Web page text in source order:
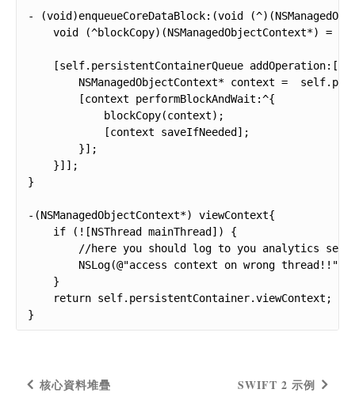
- (void)enqueueCoreDataBlock:(void
void (^blockCopy)(NSManagedObjectContext*) =
[self.persistentContainerQueue
NSManagedObjectContext* context =
        [context performBlockAndWait:^{
            blockCopy(context);
            [context saveIfNeeded];
        }];
    }]];
}
-(NSManagedObjectContext*) viewContext{
    if (![NSThread mainThread]) {
//here you should log to you analytics
        NSLog(@"access context on wrong thread!!");
    }
    return self.persistentContainer.viewContext;
}
SWIFT 2 示例
核心資料堆疊